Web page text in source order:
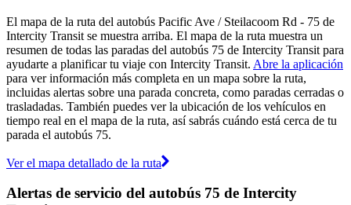
El mapa de la ruta del autobús Pacific Ave / Steilacoom Rd - 75 de
Intercity Transit se muestra arriba. El mapa de la ruta muestra un
resumen de todas las paradas del autobús 75 de Intercity Transit para
ayudarte a planificar tu viaje con Intercity Transit. Abre la aplicación
para ver información más completa en un mapa sobre la ruta,
incluidas alertas sobre una parada concreta, como paradas cerradas o
trasladadas. También puedes ver la ubicación de los vehículos en
tiempo real en el mapa de la ruta, así sabrás cuándo está cerca de tu
parada el autobús 75.
Ver el mapa detallado de la ruta
Alertas de servicio del autobús 75 de Intercity